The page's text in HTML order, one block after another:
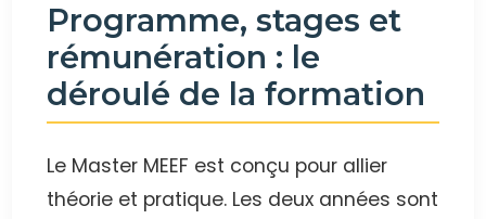
Programme, stages et
rémunération : le
déroulé de la formation
Le Master MEEF est conçu pour allier
théorie et pratique. Les deux années sont